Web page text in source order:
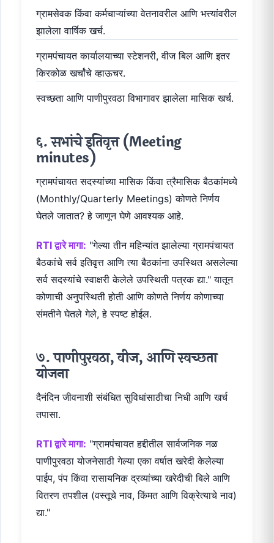
ग्रामसेवक किंवा कर्मचाऱ्यांच्या वेतनावरील आणि भत्त्यांवरील
झालेला वार्षिक खर्च.
ग्रामपंचायत कार्यालयाच्या स्टेशनरी, वीज बिल आणि इतर
किरकोळ खर्चांचे व्हाऊचर.
स्वच्छता आणि पाणीपुरवठा विभागावर झालेला मासिक खर्च.
६. सभांचे इतिवृत्त (Meeting
minutes)
ग्रामपंचायत सदस्यांच्या मासिक किंवा त्रैमासिक बैठकांमध्ये
(Monthly/Quarterly Meetings) कोणते निर्णय
घेतले जातात? हे जाणून घेणे आवश्यक आहे.
RTI द्वारे मागा: "गेल्या तीन महिन्यांत झालेल्या ग्रामपंचायत
बैठकांचे सर्व इतिवृत्त आणि त्या बैठकांना उपस्थित असलेल्या
सर्व सदस्यांचे स्वाक्षरी केलेले उपस्थिती पत्रक द्या." यातून
कोणाची अनुपस्थिती होती आणि कोणते निर्णय कोणाच्या
संमतीने घेतले गेले, हे स्पष्ट होईल.
७. पाणीपुरवठा, वीज, आणि स्वच्छता
योजना
दैनंदिन जीवनाशी संबंधित सुविधांसाठीचा निधी आणि खर्च
तपासा.
RTI द्वारे मागा: "ग्रामपंचायत हद्दीतील सार्वजनिक नळ
पाणीपुरवठा योजनेसाठी गेल्या एका वर्षात खरेदी केलेल्या
पाईप, पंप किंवा रासायनिक द्रव्यांच्या खरेदीची बिले आणि
वितरण तपशील (वस्तूचे नाव, किंमत आणि विक्रेत्याचे नाव)
द्या."